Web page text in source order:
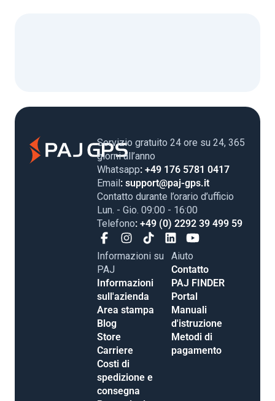
Servizio gratuito 24 ore su 24, 365
giorni all’anno
Whatsapp: +49 176 5781 0417
Email: support@paj-gps.it
Contatto durante l’orario d’ufficio
Lun. - Gio. 09:00 - 16:00
Telefono: +49 (0) 2292 39 499 59
Informazioni su
PAJ
Informazioni
sull'azienda
Area stampa
Blog
Store
Carriere
Costi di
spedizione e
consegna
Aiuto
Contatto
PAJ FINDER
Portal
Manuali
d'istruzione
Metodi di
pagamento